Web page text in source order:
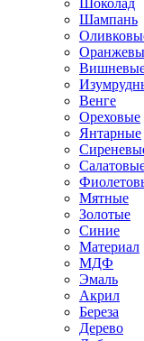
Шоколад
Шампань
Венге
Ореховые
Янтарные
Мятные
Золотые
Синие
Материал
МДФ
Эмаль
Акрил
Береза
Дерево